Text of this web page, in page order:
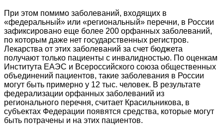
При этом помимо заболеваний, входящих в
«федеральный» или «региональный» перечни, в России
зафиксировано еще более 200 орфанных заболеваний,
по которым даже нет государственных регистров.
Лекарства от этих заболеваний за счет бюджета
получают только пациенты с инвалидностью. По оценкам
Института ЕАЭС и Всероссийского союза общественных
объединений пациентов, такие заболевания в России
могут быть примерно у 12 тыс. человек. В результате
федерализации орфанных заболеваний из
регионального перечня, считает Красильникова, в
субъектах Федерации появятся средства, которые могут
быть потрачены и на этих пациентов.